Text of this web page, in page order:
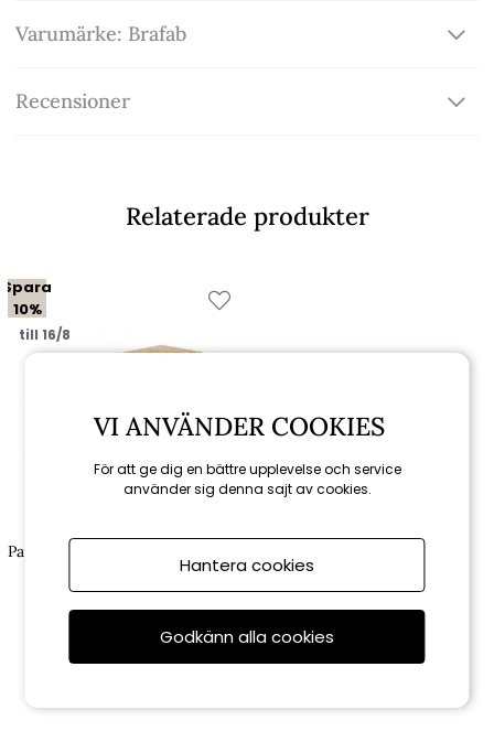
Varumärke: Brafab
Recensioner
Relaterade produkter
Spara
10%
till 16/8
Papaya förvaringslåda 130x51 cm
6 561 kr 7 290 kr
VI ANVÄNDER COOKIES
För att ge dig en bättre upplevelse och service
använder sig denna sajt av cookies.
Hantera cookies
Godkänn alla cookies